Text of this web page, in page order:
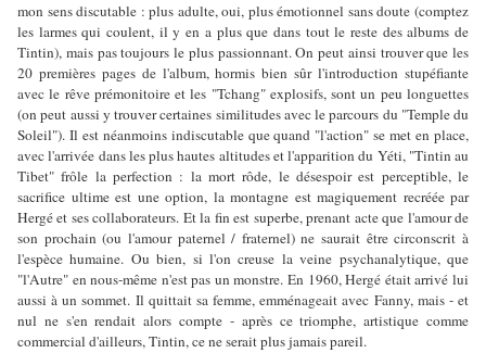
mon sens discutable : plus adulte, oui, plus émotionnel sans doute (comptez
les larmes qui coulent, il y en a plus que dans tout le reste des albums de
Tintin), mais pas toujours le plus passionnant. On peut ainsi trouver que les
20 premières pages de l'album, hormis bien sûr l'introduction stupéfiante
avec le rêve prémonitoire et les "Tchang" explosifs, sont un peu longuettes
(on peut aussi y trouver certaines similitudes avec le parcours du "Temple du
Soleil"). Il est néanmoins indiscutable que quand "l'action" se met en place,
avec l'arrivée dans les plus hautes altitudes et l'apparition du Yéti, "Tintin au
Tibet" frôle la perfection : la mort rôde, le désespoir est perceptible, le
sacrifice ultime est une option, la montagne est magiquement recréée par
Hergé et ses collaborateurs. Et la fin est superbe, prenant acte que l'amour de
son prochain (ou l'amour paternel / fraternel) ne saurait être circonscrit à
l'espèce humaine. Ou bien, si l'on creuse la veine psychanalytique, que
"l'Autre" en nous-même n'est pas un monstre. En 1960, Hergé était arrivé lui
aussi à un sommet. Il quittait sa femme, emménageait avec Fanny, mais - et
nul ne s'en rendait alors compte - après ce triomphe, artistique comme
commercial d'ailleurs, Tintin, ce ne serait plus jamais pareil.